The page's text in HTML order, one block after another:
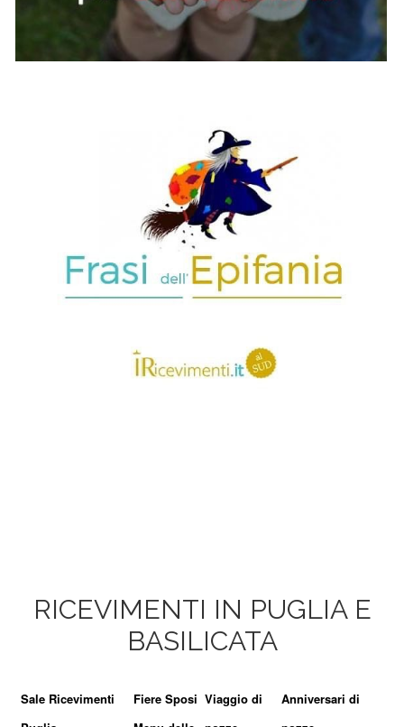
RICEVIMENTI IN PUGLIA E
BASILICATA
Sale Ricevimenti
Fiere Sposi Viaggio di
Anniversari di